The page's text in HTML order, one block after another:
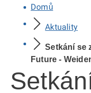
Domů
Aktuality
Setkání se
Future -